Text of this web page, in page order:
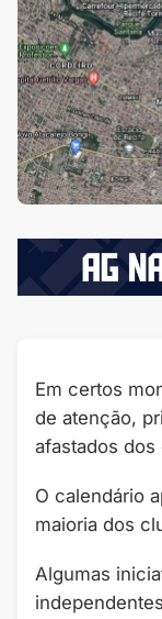
Em certos
de atenção,
afastados
O calendário
maioria dos
Algumas